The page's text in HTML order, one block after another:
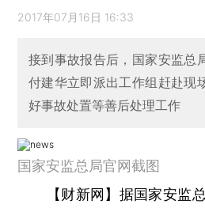
2017年07月16日 16:33
接到事故报告后，国家安监总
付建华立即派出工作组赶赴现
好事故处置等善后处理工作
国家安监总局官网截图
【财新网】 据国家安监